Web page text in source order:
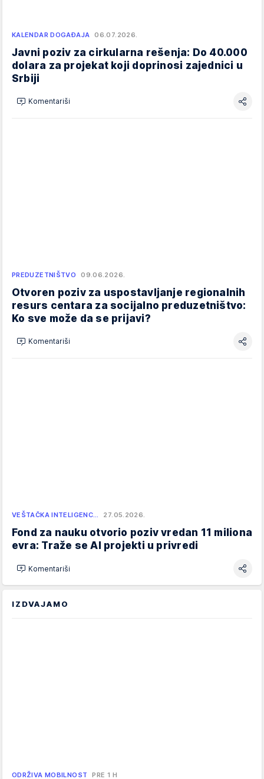
KALENDAR DOGAĐAJA 06.07.2026.
Javni poziv za cirkularna rešenja: Do 40.000
dolara za projekat koji doprinosi zajednici u
Srbiji
Komentariši
PREDUZETNIŠTVO 09.06.2026.
Otvoren poziv za uspostavljanje regionalnih
resurs centara za socijalno preduzetništvo:
Ko sve može da se prijavi?
Komentariši
VEŠTAČKA INTELIGENC… 27.05.2026.
Fond za nauku otvorio poziv vredan 11 miliona
evra: Traže se AI projekti u privredi
Komentariši
IZDVAJAMO
ODRŽIVA MOBILNOST PRE 1 H